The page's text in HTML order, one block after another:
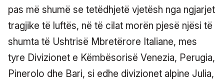
pas më shumë se tetëdhjetë vjetësh nga ngjarjet
tragjike të luftës, në të cilat morën pjesë njësi të
shumta të Ushtrisë Mbretërore Italiane, mes
tyre Divizionet e Këmbësorisë Venezia, Perugia,
Pinerolo dhe Bari, si edhe divizionet alpine Julia,